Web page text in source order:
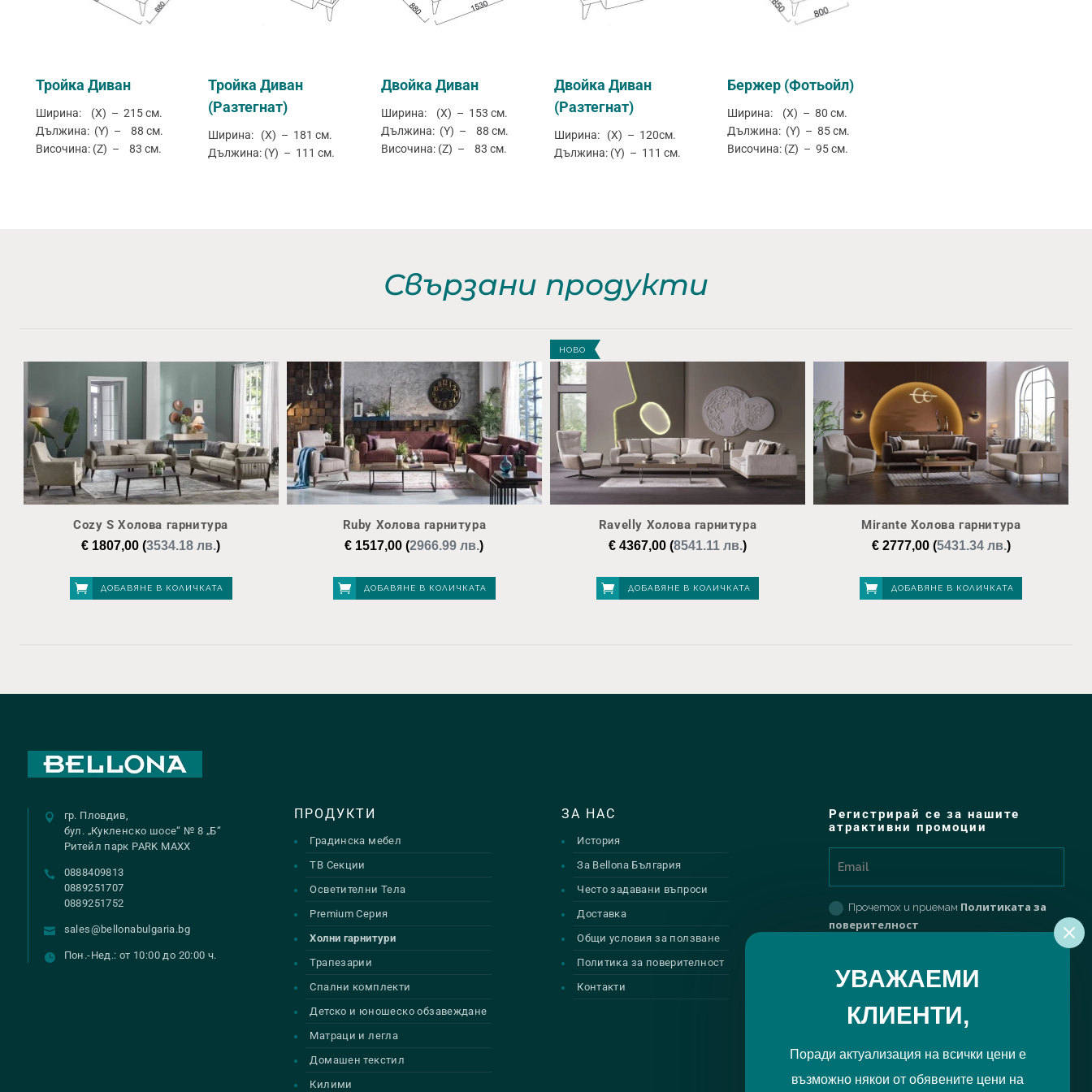
УВАЖАЕМИ
КЛИЕНТИ,
Поради актуализация на всички цени е
възможно някои от обявените цени на
Тройка Диван
Ширина: (X) – 215 см.
Дължина: (Y) – 88 см.
Височина: (Z) – 83 см.
Тройка Диван
(Разтегнат)
Ширина: (X) – 181 см.
Дължина: (Y) – 111 см.
Двойка Диван
Ширина: (X) – 153 см.
Дължина: (Y) – 88 см.
Височина: (Z) – 83 см.
Двойка Диван
(Разтегнат)
Ширина: (X) – 120см.
Дължина: (Y) – 111 см.
Бержер (Фотьойл)
Ширина: (X) – 80 см.
Дължина: (Y) – 85 см.
Височина: (Z) – 95 см.
Свързани продукти
Cozy S Холова гарнитура
€ 1807,00 (3534.18 лв.)
ДОБАВЯНЕ В КОЛИЧКАТА
Ruby Холова гарнитура
€ 1517,00 (2966.99 лв.)
ДОБАВЯНЕ В КОЛИЧКАТА
НОВО
Ravelly Холова гарнитура
€ 4367,00 (8541.11 лв.)
ДОБАВЯНЕ В КОЛИЧКАТА
Mirante Холова гарнитура
€2777,00(5431.34 лв.)
ДОБАВЯНЕ В КОЛИЧКАТА
гр. Пловдив,
бул. „Кукленско шосе“ № 8 „Б“
Ритейл парк PARK MAXX
0888409813
0889251707
0889251752
sales@bellonabulgaria.bg
Пон.-Нед.: от 10:00 до 20:00 ч.
ПРОДУКТИ
Градинска мебел
ТВ Секции
Осветителни Тела
Premium Серия
Холни гарнитури
Трапезарии
Спални комплекти
Детско и юношеско обзавеждане
Матраци и легла
Домашен текстил
Килими
ЗА НАС
История
За Bellona България
Често задавани въпроси
Доставка
Общи условия за ползване
Политика за поверителност
Контакти
Регистрирай се за нашите
атрактивни промоции
Прочетох и приемам Политиката за
поверителност